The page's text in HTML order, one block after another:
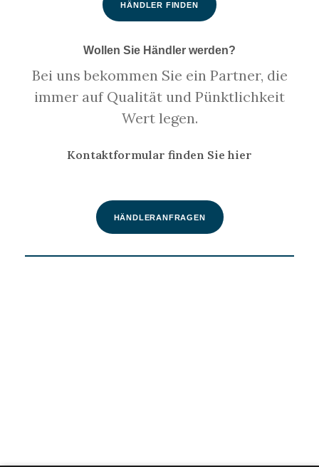
HÄNDLER FINDEN
Wollen Sie Händler werden?
Bei uns bekommen Sie ein Partner, die
immer auf Qualität und Pünktlichkeit
Wert legen.
Kontaktformular finden Sie hier
HÄNDLERANFRAGEN